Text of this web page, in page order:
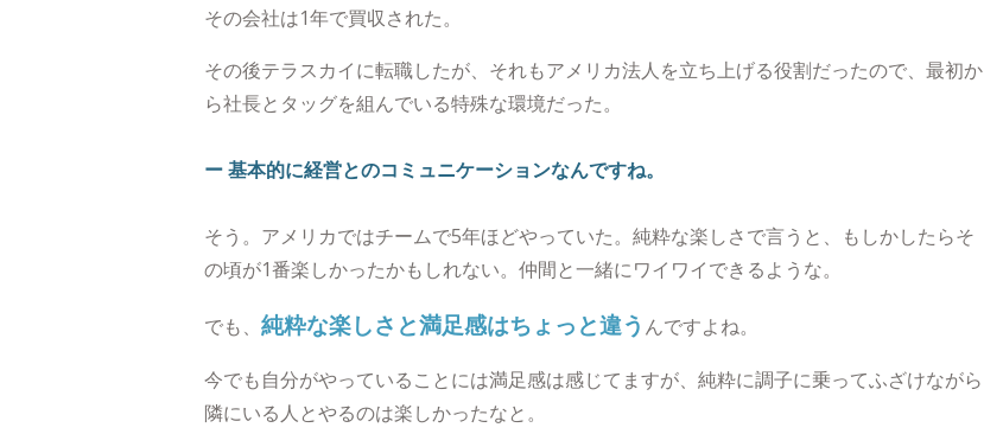
その会社は1年で買収された。
その後テラスカイに転職したが、それもアメリカ法人を立ち上げる役割だったので、最初か
ら社長とタッグを組んでいる特殊な環境だった。
ー 基本的に経営とのコミュニケーションなんですね。
そう。アメリカではチームで5年ほどやっていた。純粋な楽しさで言うと、もしかしたらそ
の頃が1番楽しかったかもしれない。仲間と一緒にワイワイできるような。
でも、 純粋な楽しさと満足感はちょっと違う んですよね。
今でも自分がやっていることには満足感は感じてますが、純粋に調子に乗ってふざけながら
隣にいる人とやるのは楽しかったなと。